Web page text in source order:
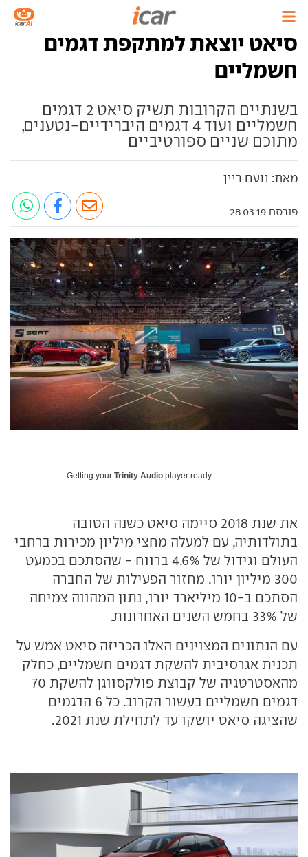
סיאט יוצאת למתקפת דגמים
חשמליים
בשנתיים הקרובות תשיק סיאט 2 דגמים
חשמליים ועוד 4 דגמים היברידיים-נטענים,
מתוכם שניים ספורטיביים
מאת: נועם ריין
פורסם 28.03.19
Getting your Trinity Audio player ready...
את שנת 2018 סיימה סיאט כשנה הטובה
בתולדותיה, עם למעלה מחצי מיליון מכירות ברחבי
העולם וגידול של 4.6% ברווח - שהסתכם בכמעט
300 מיליון יורו. מחזור הפעילות של החברה
הסתכם ב-10 מיליארד יורו, נתון המהווה צמיחה
של 33% בחמש השנים האחרונות.
עם הנתונים המצוינים האלו הכריזה סיאט אמש על
תכנית אגרסיבית להשקת דגמים חשמליים, כחלק
מהאסטרטגיה של קבוצת פולקסווגן להשקת 70
דגמים חשמליים בעשור הקרוב. כל 6 הדגמים
שהציגה סיאט יושקו עד לתחילת שנת 2021.